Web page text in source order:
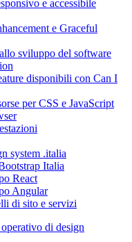
e accessibile
e Graceful
sviluppo del software
disponibili con Can I
per CSS e JavaScript
system .italia
Italia
React
Angular
di sito e servizi
di design